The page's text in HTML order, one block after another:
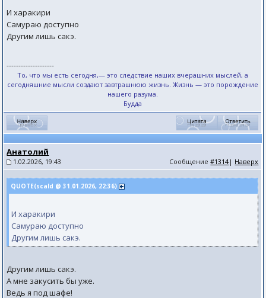
И харакири
Самураю доступно
Другим лишь сакэ.
--------------------
То, что мы есть сегодня,— это следствие наших вчерашних мыслей, а
сегодняшние мысли создают завтрашнюю жизнь. Жизнь — это порождение
нашего разума.
Будда
Анатолий
1.02.2026, 19:43 Сообщение#1314| Наверх
QUOTE(scald @ 31.01.2026, 22:36)
И харакири
Самураю доступно
Другим лишь сакэ.
Другим лишь сакэ.
А мне закусить бы уже.
Ведь я под шафе!